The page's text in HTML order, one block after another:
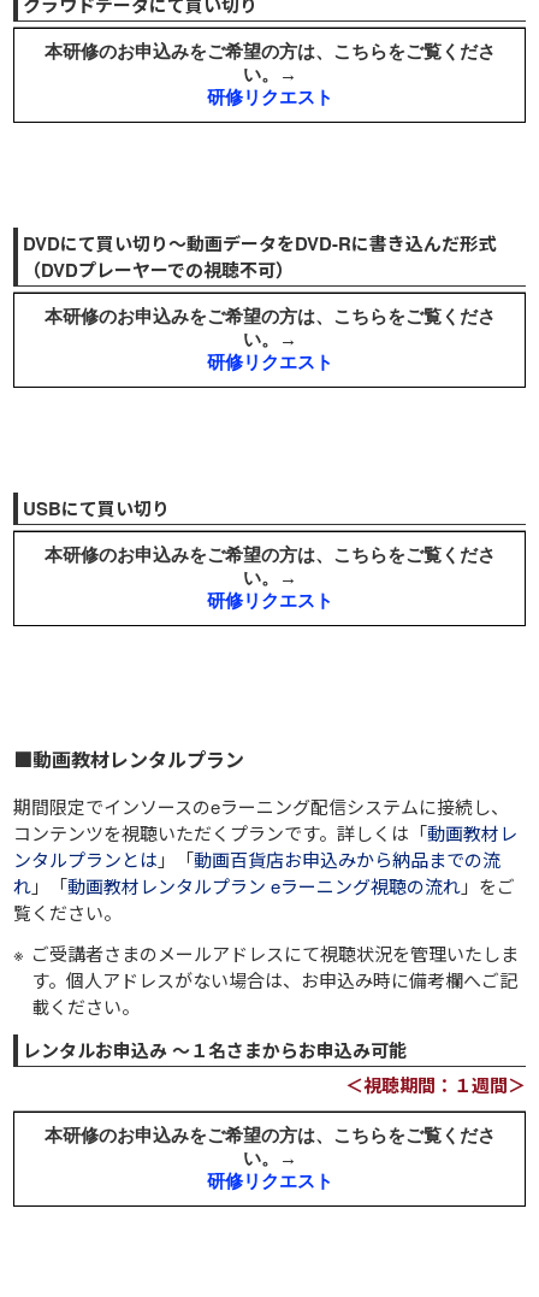
DVDにて買い切り～動画データをDVD-Rに書き込んだ形式
（DVDプレーヤーでの視聴不可）
USBにて買い切り
■動画教材レンタルプラン
期間限定でインソースのeラーニング配信システムに接続し、
コンテンツを視聴いただくプランです。詳しくは「動画教材レ
ンタルプランとは 」「動画百貨店お申込みから納品までの流
れ」「動画教材レンタルプラン eラーニング視聴の流れ」をご
覧ください。
ご受講者さまのメールアドレスにて視聴状況を管理いたしま
す。個人アドレスがない場合は、お申込み時に備考欄へご記
載ください。
レンタルお申込み ～１名さまからお申込み可能
＜視聴期間：１週間＞